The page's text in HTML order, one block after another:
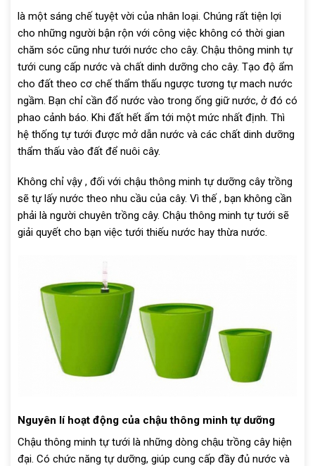
là một sáng chế tuyệt vời của nhân loại. Chúng rất tiện lợi
cho những người bận rộn với công việc không có thời gian
chăm sóc cũng như tưới nước cho cây. Chậu thông minh tự
tưới cung cấp nước và chất dinh dưỡng cho cây. Tạo độ ẩm
cho đất theo cơ chế thẩm thấu ngược tương tự mach nước
ngầm. Bạn chỉ cần đổ nước vào trong ống giữ nước, ở đó có
phao cảnh báo. Khi đất hết ẩm tới một mức nhất định. Thì
hệ thống tự tưới được mở dẫn nước và các chất dinh dưỡng
thẩm thấu vào đất để nuôi cây.
Không chỉ vậy , đối với chậu thông minh tự dưỡng cây trồng
sẽ tự lấy nước theo nhu cầu của cây. Vì thế , bạn không cần
phải là người chuyên trồng cây. Chậu thông minh tự tưới sẽ
giải quyết cho bạn việc tưới thiếu nước hay thừa nước.
Nguyên lí hoạt động của chậu thông minh tự dưỡng
Chậu thông minh tự tưới là những dòng chậu trồng cây hiện
đại. Có chức năng tự dưỡng, giúp cung cấp đầy đủ nước và